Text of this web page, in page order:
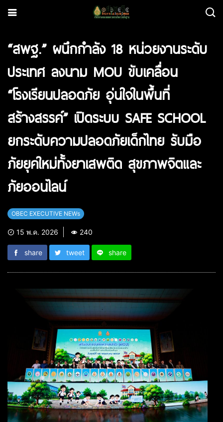
“สพฐ.” ผนึกกำลัง 18 หน่วยงานระดับ
ประเทศ ลงนาม MOU ขับเคลื่อน
“โรงเรียนปลอดภัย อุ่นใจในพื้นที่
สร้างสรรค์” เปิดระบบ SAFE SCHOOL
ยกระดับความปลอดภัยเด็กไทย รับมือ
ภัยยุคใหม่ทั้งยาเสพติด สุขภาพจิตและ
ภัยออนไลน์
OBEC EXECUTIVE NEWs
15 พ.ค. 2026 240
share tweet share